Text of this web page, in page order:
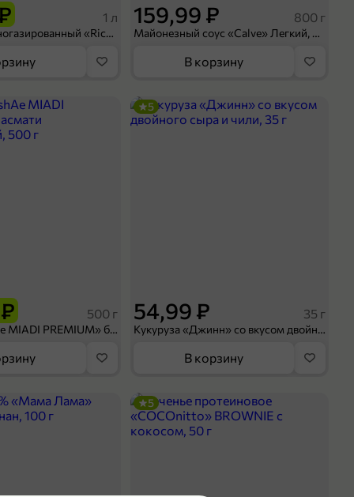
1 л
Напиток сильногазированный «Rich» Биттер Лемон, 1 л
159,99 ₽ 800 г
Майонезный соус «Calve» Легкий, 800 г
В корзину
500 г
Рис «TaMashAe MIADI PREMIUM» басмати пропаренный, 500 г
54,99 ₽ 35 г
Кукуруза «Джинн» со вкусом двойного сыра и чили, 35 г
5
В корзину
5